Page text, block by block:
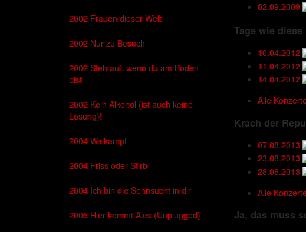
02.09.2009
Tage wie diese
10.04.2012
11.04.2012
14.04.2012
Alle
Krach der
07.08.2013
23.08.2013
28.08.2013
Alle
Ja, das muss
2002 Frauen dieser Welt
2002 Nur zu Besuch
2002 Steh auf, wenn du am Boden
bist
2002 Kein Alkohol (ist auch keine
Lösung)!
2004 Walkampf
2004 Friss oder Stirb
2004 Ich bin die Sehnsucht in dir
2005 Hier kommt Alex (Unplugged)